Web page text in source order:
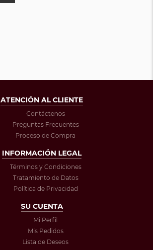
ATENCIÓN AL CLIENTE
Contáctenos
Preguntas Frecuentes
Proceso de Compra
INFORMACIÓN LEGAL
Términos y Condiciones
Tratamiento de Datos
Política de Privacidad
SU CUENTA
Mi Perfil
Mis Pedidos
Lista de Deseos